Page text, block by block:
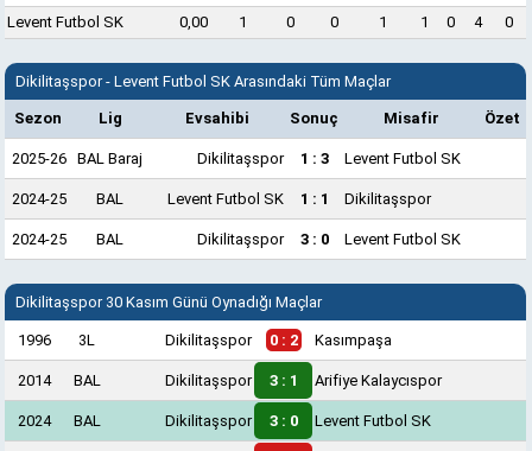
Levent Futbol SK
0,00 1 0 0 1 1 0 4 0
Dikilitaşspor - Levent Futbol SK Arasındaki Tüm Maçlar
Sezon Lig Evsahibi Sonuç Misafir Özet
2025-26 BAL Baraj Dikilitaşspor 1 : 3 Levent Futbol SK
2024-25 BAL Levent Futbol SK 1 : 1 Dikilitaşspor
2024-25 BAL Dikilitaşspor 3 : 0 Levent Futbol SK
Dikilitaşspor 30 Kasım Günü Oynadığı Maçlar
1996 3L Dikilitaşspor 0 : 2 Kasımpaşa
2014 BAL Dikilitaşspor 3 : 1 Arifiye Kalaycıspor
2024 BAL Dikilitaşspor 3 : 0 Levent Futbol SK